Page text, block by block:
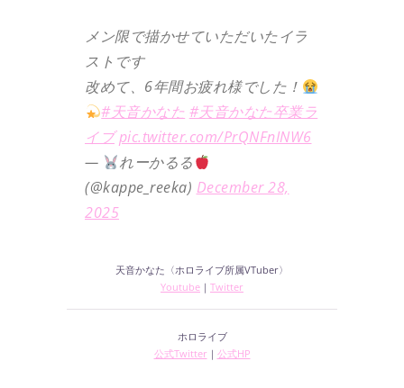
メン限で描かせていただいたイラ
ストです
改めて、6年間お疲れ様でした！
#天音かなた #天音かなた卒業ラ
イブ pic.twitter.com/PrQNFnINW6
—
れーかるる
(@kappe_reeka) December 28,
2025
天音かなた〈ホロライブ所属VTuber〉
Youtube ｜ Twitter
ホロライブ
公式Twitter ｜ 公式HP